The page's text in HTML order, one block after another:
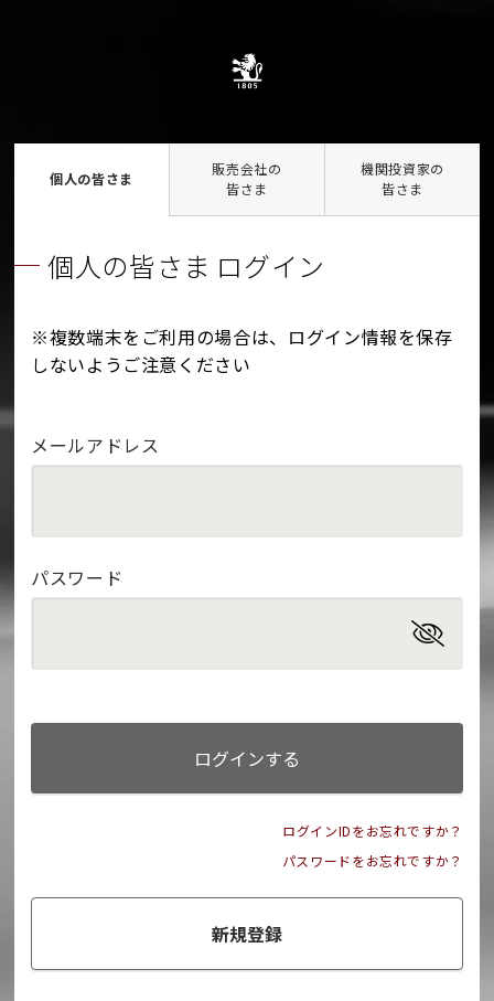
個人の皆さま
販売会社の
皆さま
機関投資家の
皆さま
個人の皆さま ログイン
※複数端末をご利用の場合は、ログイン情報を保存
しないようご注意ください
メールアドレス
パスワード
ログインする
ログインIDをお忘れですか？
パスワードをお忘れですか？
新規登録